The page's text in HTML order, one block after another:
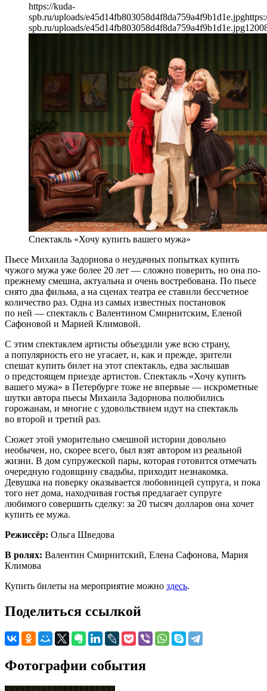
https://kuda-
spb.ru/uploads/e45d14fb803058d4f8da759a4f9b1d1e.jpg
spb.ru/uploads/e45d14fb803058d4f8da759a4f9b1d1e.jpg1200
Спектакль «Хочу купить вашего мужа»
Пьесе Михаила Задорнова о неудачных попытках купить
чужого мужа уже более 20 лет — сложно поверить, но она по-
прежнему смешна, актуальна и очень востребована. По пьесе
снято два фильма, а на сценах театра ее ставили бессчетное
количество раз. Одна из самых известных постановок
по ней — спектакль с Валентином Смирнитским, Еленой
Сафоновой и Марией Климовой.
С этим спектаклем артисты объездили уже всю страну,
а популярность его не угасает, и, как и прежде, зрители
спешат купить билет на этот спектакль, едва заслышав
о предстоящем приезде артистов. Спектакль «Хочу купить
вашего мужа» в Петербурге тоже не впервые — искрометные
шутки автора пьесы Михаила Задорнова полюбились
горожанам, и многие с удовольствием идут на спектакль
во второй и третий раз.
Сюжет этой уморительно смешной истории довольно
необычен, но, скорее всего, был взят автором из реальной
жизни. В дом супружеской пары, которая готовится отмечать
очередную годовщину свадьбы, приходит незнакомка.
Девушка на поверку оказывается любовницей супруга, и пока
того нет дома, находчивая гостья предлагает супруге
любимого совершить сделку: за 20 тысяч долларов она хочет
купить ее мужа.
Режиссёр: Ольга Шведова
В ролях: Валентин Смирнитский, Елена Сафонова, Мария
Климова
Купить билеты на мероприятие можно здесь.
Поделиться ссылкой
Фотографии события